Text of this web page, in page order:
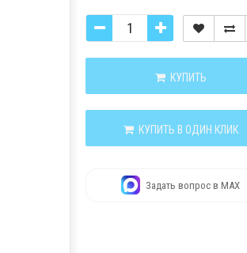
КУПИТЬ
КУПИТЬ В ОДИН КЛИК
Задать вопрос в MAX